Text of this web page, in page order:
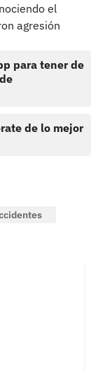
el
agresión
para tener de
de lo mejor